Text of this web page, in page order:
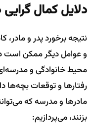
دلایل کمال
نتیجه برخورد پدر و
و عوامل دیگر ممکن است
محیط خانوادگی و
رفتارها و توقعات بچه‌ها
مادرها و مدرسه که
بزنند، می‌پردازیم: